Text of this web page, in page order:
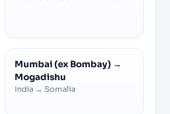
Mumbai (ex Bombay) →
Mogadishu
India → Somalia